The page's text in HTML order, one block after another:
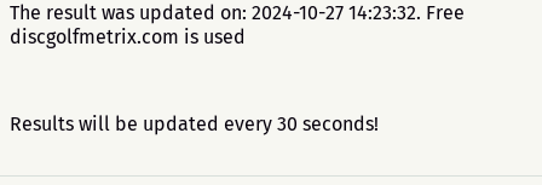
The result was updated on: 2024-10-27 14:23:32. Free
discgolfmetrix.com is used
Results will be updated every 30 seconds!